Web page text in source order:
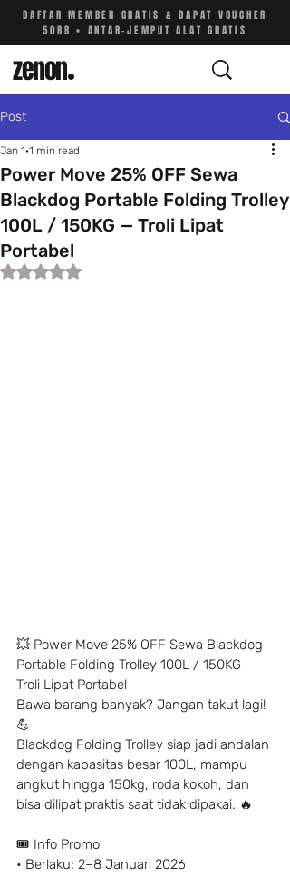
DAFTAR MEMBER GRATIS & DAPAT VOUCHER
50RB • ANTAR-JEMPUT ALAT GRATIS
zenon.
Post
Power Move 25% OFF Sewa
Blackdog Portable Folding Trolley
100L / 150KG — Troli Lipat
Portabel
Jan 1 1 min read
Rated NaN out of 5 stars.
💥 Power Move 25% OFF Sewa Blackdog
Portable Folding Trolley 100L / 150KG —
Troli Lipat Portabel
Bawa barang banyak? Jangan takut lagi!
💪
Blackdog Folding Trolley siap jadi andalan
dengan kapasitas besar 100L, mampu
angkut hingga 150kg, roda kokoh, dan
bisa dilipat praktis saat tidak dipakai. 🔥
🎟️ Info Promo
• Berlaku: 2–8 Januari 2026